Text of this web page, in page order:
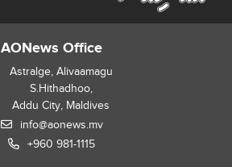
AONews Office
Astralge, Alivaamagu
S.Hithadhoo,
Addu City, Maldives
info@aonews.mv
+960 981-1115